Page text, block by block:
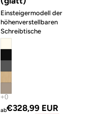
Einsteigermodell der
höhenverstellbaren
Schreibtische
abAngebotspreis
€328,99 EUR